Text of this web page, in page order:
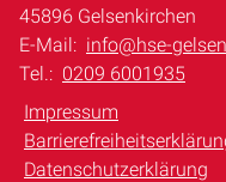
45896 Gelsenkirchen
E-Mail: info@hse-
Tel.: 0209 6001935
Impressum
Datenschutzerklärung